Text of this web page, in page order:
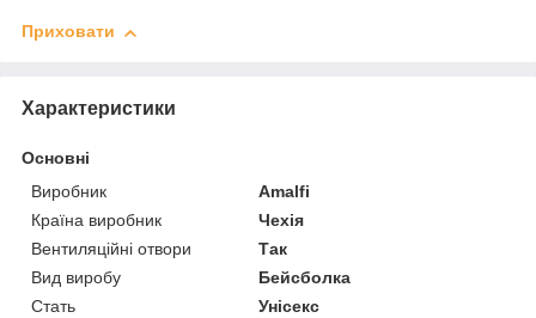
Приховати
Характеристики
Основні
Виробник
Amalfi
Країна виробник
Чехія
Вентиляційні отвори
Так
Вид виробу
Бейсболка
Стать
Унісекс